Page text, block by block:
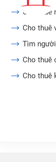
Cho thuê
Cho thuê
Tìm
Cho thuê
Cho thuê